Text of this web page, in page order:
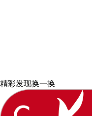
精彩发现换一换